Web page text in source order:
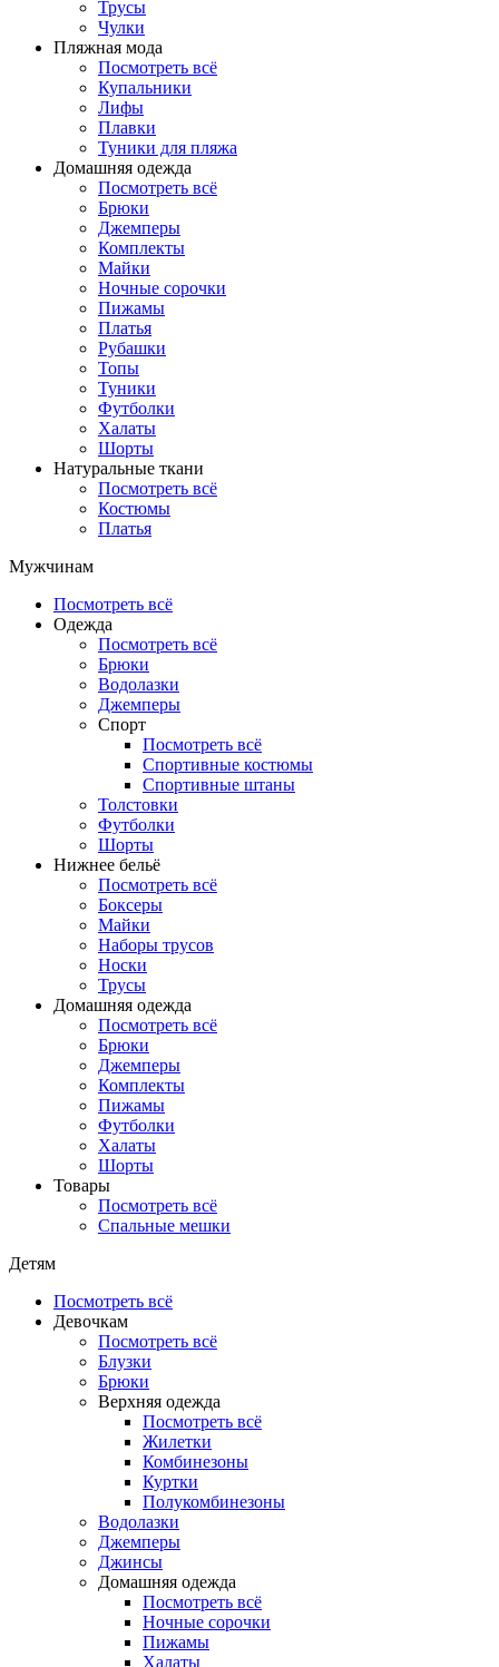
Трусы
Чулки
Пляжная мода
Посмотреть всё
Купальники
Лифы
Плавки
Туники для пляжа
Домашняя одежда
Посмотреть всё
Брюки
Джемперы
Комплекты
Майки
Ночные сорочки
Пижамы
Платья
Рубашки
Топы
Туники
Футболки
Халаты
Шорты
Натуральные ткани
Посмотреть всё
Костюмы
Платья
Мужчинам
Посмотреть всё
Одежда
Посмотреть всё
Брюки
Водолазки
Джемперы
Спорт
Посмотреть всё
Спортивные костюмы
Спортивные штаны
Толстовки
Футболки
Шорты
Нижнее бельё
Посмотреть всё
Боксеры
Майки
Наборы трусов
Носки
Трусы
Домашняя одежда
Посмотреть всё
Брюки
Джемперы
Комплекты
Пижамы
Футболки
Халаты
Шорты
Товары
Посмотреть всё
Спальные мешки
Детям
Посмотреть всё
Девочкам
Посмотреть всё
Блузки
Брюки
Верхняя одежда
Посмотреть всё
Жилетки
Комбинезоны
Куртки
Полукомбинезоны
Водолазки
Джемперы
Джинсы
Домашняя одежда
Посмотреть всё
Ночные сорочки
Пижамы
Халаты